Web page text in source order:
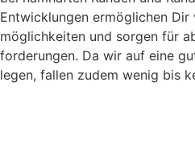
Entwicklungen ermöglichen
möglichkeiten und sorgen für
forderungen. Da wir auf eine
legen, fallen zudem wenig bis